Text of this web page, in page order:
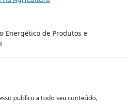
Energético de Produtos e
publico a todo seu conteúdo,